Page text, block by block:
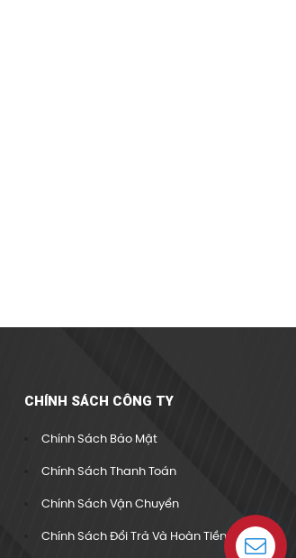
CHÍNH SÁCH CÔNG TY
Chính Sách Bảo Mật
Chính Sách Thanh Toán
Chính Sách Vận Chuyển
Chính Sách Đổi Trả Và Hoàn Tiền